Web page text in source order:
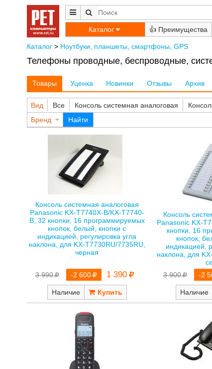
Каталог 👍
Каталог> Ноутбуки, планшеты, смартфоны, GPS
Телефоны проводные, беспроводные,
Товары Уценка Новинки Отзывы Архив
Вид Все Консоль системная аналоговая
Бренд
Найти
Консоль системная аналоговая
Panasonic KX-T7740X-B/KX-T7740-
B, 32 кнопки, 16 программируемых
кнопок, белый, кнопки с
индикацией, регулировка угла
наклона, для KX-T7730RU/7735RU,
черная
3 990 -2 600 1 390
Наличие
Консоль
Panasonic KX-
кнопки, 16
кнопок,
индикацией,
наклона, для
3 900
-2
Наличие